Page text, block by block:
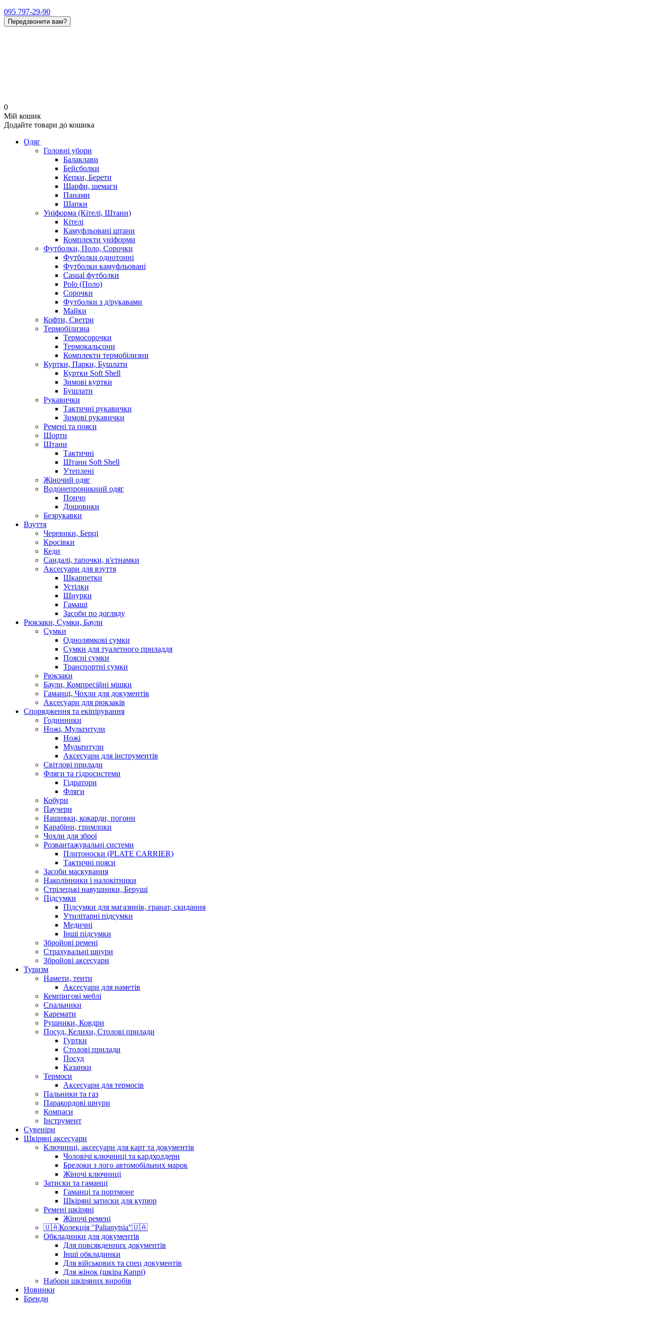
095 797-29-90
Передзвонити вам?
0
Мій кошик
Додайте товари до кошика
Одяг
Головні убори
Балаклави
Бейсболки
Кепки, Берети
Шарфи, шемаги
Панами
Шапки
Уніформа (Кітелі, Штани)
Кітелі
Камуфльовані штани
Комплекти уніформи
Футболки, Поло, Сорочки
Футболки однотонні
Футболки камуфльовані
Casual футболки
Polo (Поло)
Сорочки
Футболки з д/рукавами
Майки
Кофти, Светри
Термобілизна
Термосорочки
Термокальсони
Комплекти термобілизни
Куртки, Парки, Бушлати
Куртки Soft Shell
Зимові куртки
Бушлати
Рукавички
Тактичні рукавички
Зимові рукавички
Ремені та пояси
Шорти
Штани
Тактичні
Штани Soft Shell
Утеплені
Жіночий одяг
Водонепроникний одяг
Пончо
Дощовики
Безрукавки
Взуття
Черевики, Берці
Кросівки
Кеди
Сандалі, тапочки, в'єтнамки
Аксесуари для взуття
Шкарпетки
Устілки
Шнурки
Гамаші
Засоби по догляду
Рюкзаки, Сумки, Баули
Сумки
Однолямкові сумки
Сумки для туалетного приладдя
Поясні сумки
Транспортні сумки
Рюкзаки
Баули, Компресійні мішки
Гаманці, Чохли для документів
Аксесуари для рюкзаків
Спорядження та екіпірування
Годинники
Ножі, Мультитули
Ножі
Мультитули
Аксесуари для інструментів
Світлові прилади
Фляги та гідросистеми
Гідратори
Фляги
Кобури
Паучери
Нашивки, кокарди, погони
Карабіни, гримлоки
Чохли для зброї
Розвантажувальні системи
Плитоноски (PLATE CARRIER)
Тактичні пояси
Засоби маскування
Наколінники і налокітники
Стрілецькі навушники, Беруші
Підсумки
Підсумки для магазинів, гранат, скидання
Утилітарні підсумки
Медичні
Інші підсумки
Збройові ремені
Страхувальні шнури
Збройові аксесуари
Туризм
Намети, тенти
Аксесуари для наметів
Кемпінгові меблі
Спальники
Каремати
Рушники, Ковдри
Посуд, Келихи, Столові прилади
Гуртки
Столові прилади
Посуд
Казанки
Термоси
Аксесуари для термосів
Пальники та газ
Паракордові шнури
Компаси
Інструмент
Сувеніри
Шкіряні аксесуари
Ключниці, аксесуари для карт та документів
Чоловічі ключниці та кардхолдери
Брелоки з лого автомобільних марок
Жіночі ключниці
Затиски та гаманці
Гаманці та портмоне
Шкіряні затиски для купюр
Ремені шкіряні
Жіночі ремені
🇺🇦Колекція "Palianytsia"🇺🇦
Обкладинки для документів
Для повсякденних документів
Інші обкладинки
Для військових та спец документів
Для жінок (шкіра Капрі)
Набори шкіряних виробів
Новинки
Бренди